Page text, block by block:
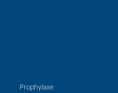
Prophylaxe